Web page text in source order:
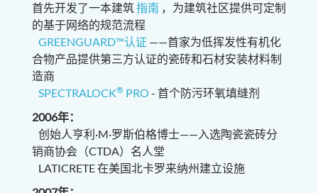
首先开发了一本建筑 指南 ，为建筑社区提供可定制
的基于网络的规范流程
GREENGUARD™认证 ——首家为低挥发性有机化
合物产品提供第三方认证的瓷砖和石材安装材料制
造商
SPECTRALOCK® PRO - 首个防污环氧填缝剂
2006年：
创始人亨利·M·罗斯伯格博士——入选陶瓷瓷砖分
销商协会（CTDA）名人堂
LATICRETE 在美国北卡罗来纳州建立设施